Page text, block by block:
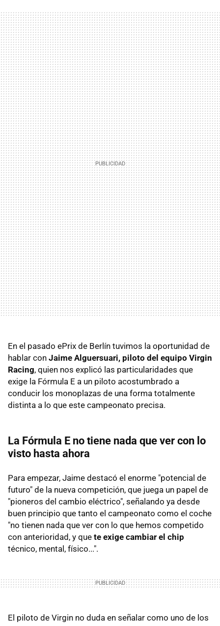
En el pasado ePrix de Berlín tuvimos la oportunidad de
hablar con Jaime Alguersuari, piloto del equipo Virgin
Racing, quien nos explicó las particularidades que
exige la Fórmula E a un piloto acostumbrado a
conducir los monoplazas de una forma totalmente
distinta a lo que este campeonato precisa.
La Fórmula E no tiene nada que ver con lo
visto hasta ahora
Para empezar, Jaime destacó el enorme "potencial de
futuro" de la nueva competición, que juega un papel de
"pioneros del cambio eléctrico", señalando ya desde
buen principio que tanto el campeonato como el coche
"no tienen nada que ver con lo que hemos competido
con anterioridad, y que te exige cambiar el chip
técnico, mental, físico...".
El piloto de Virgin no duda en señalar como uno de los